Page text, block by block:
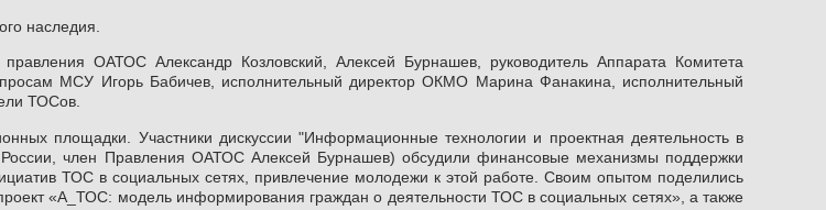
наследия.
ОАТОС Александр Козловский, Алексей Бурнашев, руководитель Аппарата Комитета
МСУ Игорь Бабичев, исполнительный директор ОКМО Марина Фанакина, исполнительный
ТОСов.
площадки. Участники дискуссии "Информационные технологии и проектная деятельность в
член Правления ОАТОС Алексей Бурнашев) обсудили финансовые механизмы поддержки
ТОС в социальных сетях, привлечение молодежи к этой работе. Своим опытом поделились
«А_ТОС: модель информирования граждан о деятельности ТОС в социальных сетях», а также